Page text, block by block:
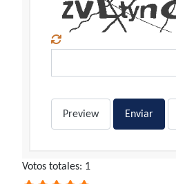
Preview Enviar
Ratio:5/5
Votos totales: 1